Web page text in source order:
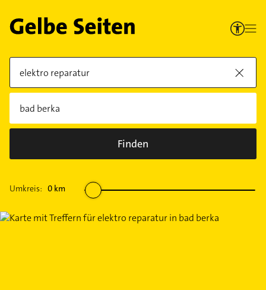
Finden
Umkreis: 0 km